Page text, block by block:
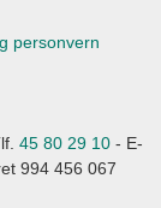
personvern
45 80 29 10- E-
994 456 067